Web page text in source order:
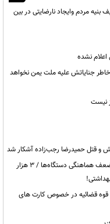
مردم وایجاد نارضایتی در بین
نشده
جنایاتش علیه ملت یمن نخواهد
نیست
و قتل حمیدرضا رجب‌زاده آشکار شد
ریمـدان؛ مرزی گرفتار در صف، کمبود زیرساخت و ضعف هماهنگی دستگاه‌ها / ۳ هزار
قوه قضائیه در خصوص کارت های